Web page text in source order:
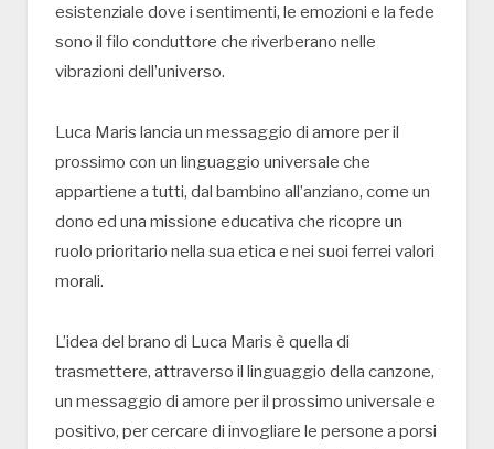
esistenziale dove i sentimenti, le emozioni e la fede
sono il filo conduttore che riverberano nelle
vibrazioni dell’universo.
Luca Maris lancia un messaggio di amore per il
prossimo con un linguaggio universale che
appartiene a tutti, dal bambino all’anziano, come un
dono ed una missione educativa che ricopre un
ruolo prioritario nella sua etica e nei suoi ferrei valori
morali.
L’idea del brano di Luca Maris è quella di
trasmettere, attraverso il linguaggio della canzone,
un messaggio di amore per il prossimo universale e
positivo, per cercare di invogliare le persone a porsi